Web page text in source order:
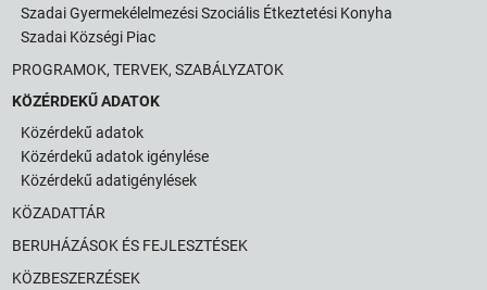
Szadai Gyermekélelmezési Szociális Étkeztetési Konyha
Szadai Községi Piac
PROGRAMOK, TERVEK, SZABÁLYZATOK
KÖZÉRDEKŰ ADATOK
Közérdekű adatok
Közérdekű adatok igénylése
Közérdekű adatigénylések
KÖZADATTÁR
BERUHÁZÁSOK ÉS FEJLESZTÉSEK
KÖZBESZERZÉSEK